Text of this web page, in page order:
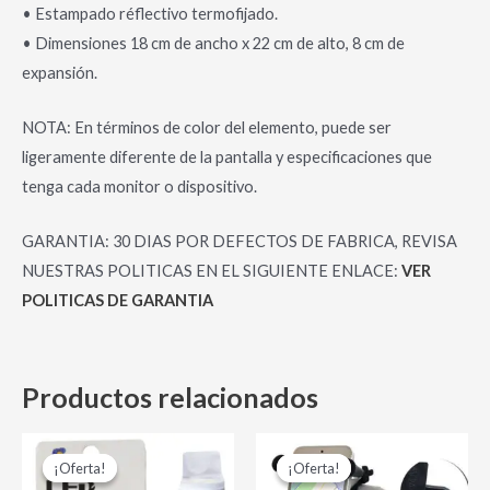
• Estampado réflectivo termofijado.
• Dimensiones 18 cm de ancho x 22 cm de alto, 8 cm de
expansión.
NOTA: En términos de color del elemento, puede ser
ligeramente diferente de la pantalla y especificaciones que
tenga cada monitor o dispositivo.
GARANTIA: 30 DIAS POR DEFECTOS DE FABRICA, REVISA
NUESTRAS POLITICAS EN EL SIGUIENTE ENLACE: VER
POLITICAS DE GARANTIA
Productos relacionados
¡Oferta!
¡Oferta!
El
precio
original
precio
actual
¡Oferta!
¡Oferta!
El
precio
original
precio
actual